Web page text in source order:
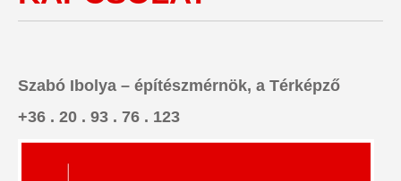
Szabó Ibolya – építészmérnök, a Térképző
+36 . 20 . 93 . 76 . 123